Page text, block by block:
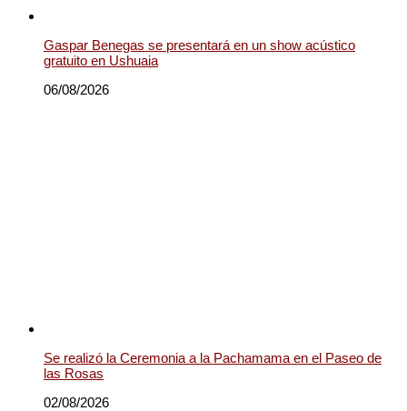
Gaspar Benegas se presentará en un show acústico
gratuito en Ushuaia
06/08/2026
Se realizó la Ceremonia a la Pachamama en el Paseo de
las Rosas
02/08/2026